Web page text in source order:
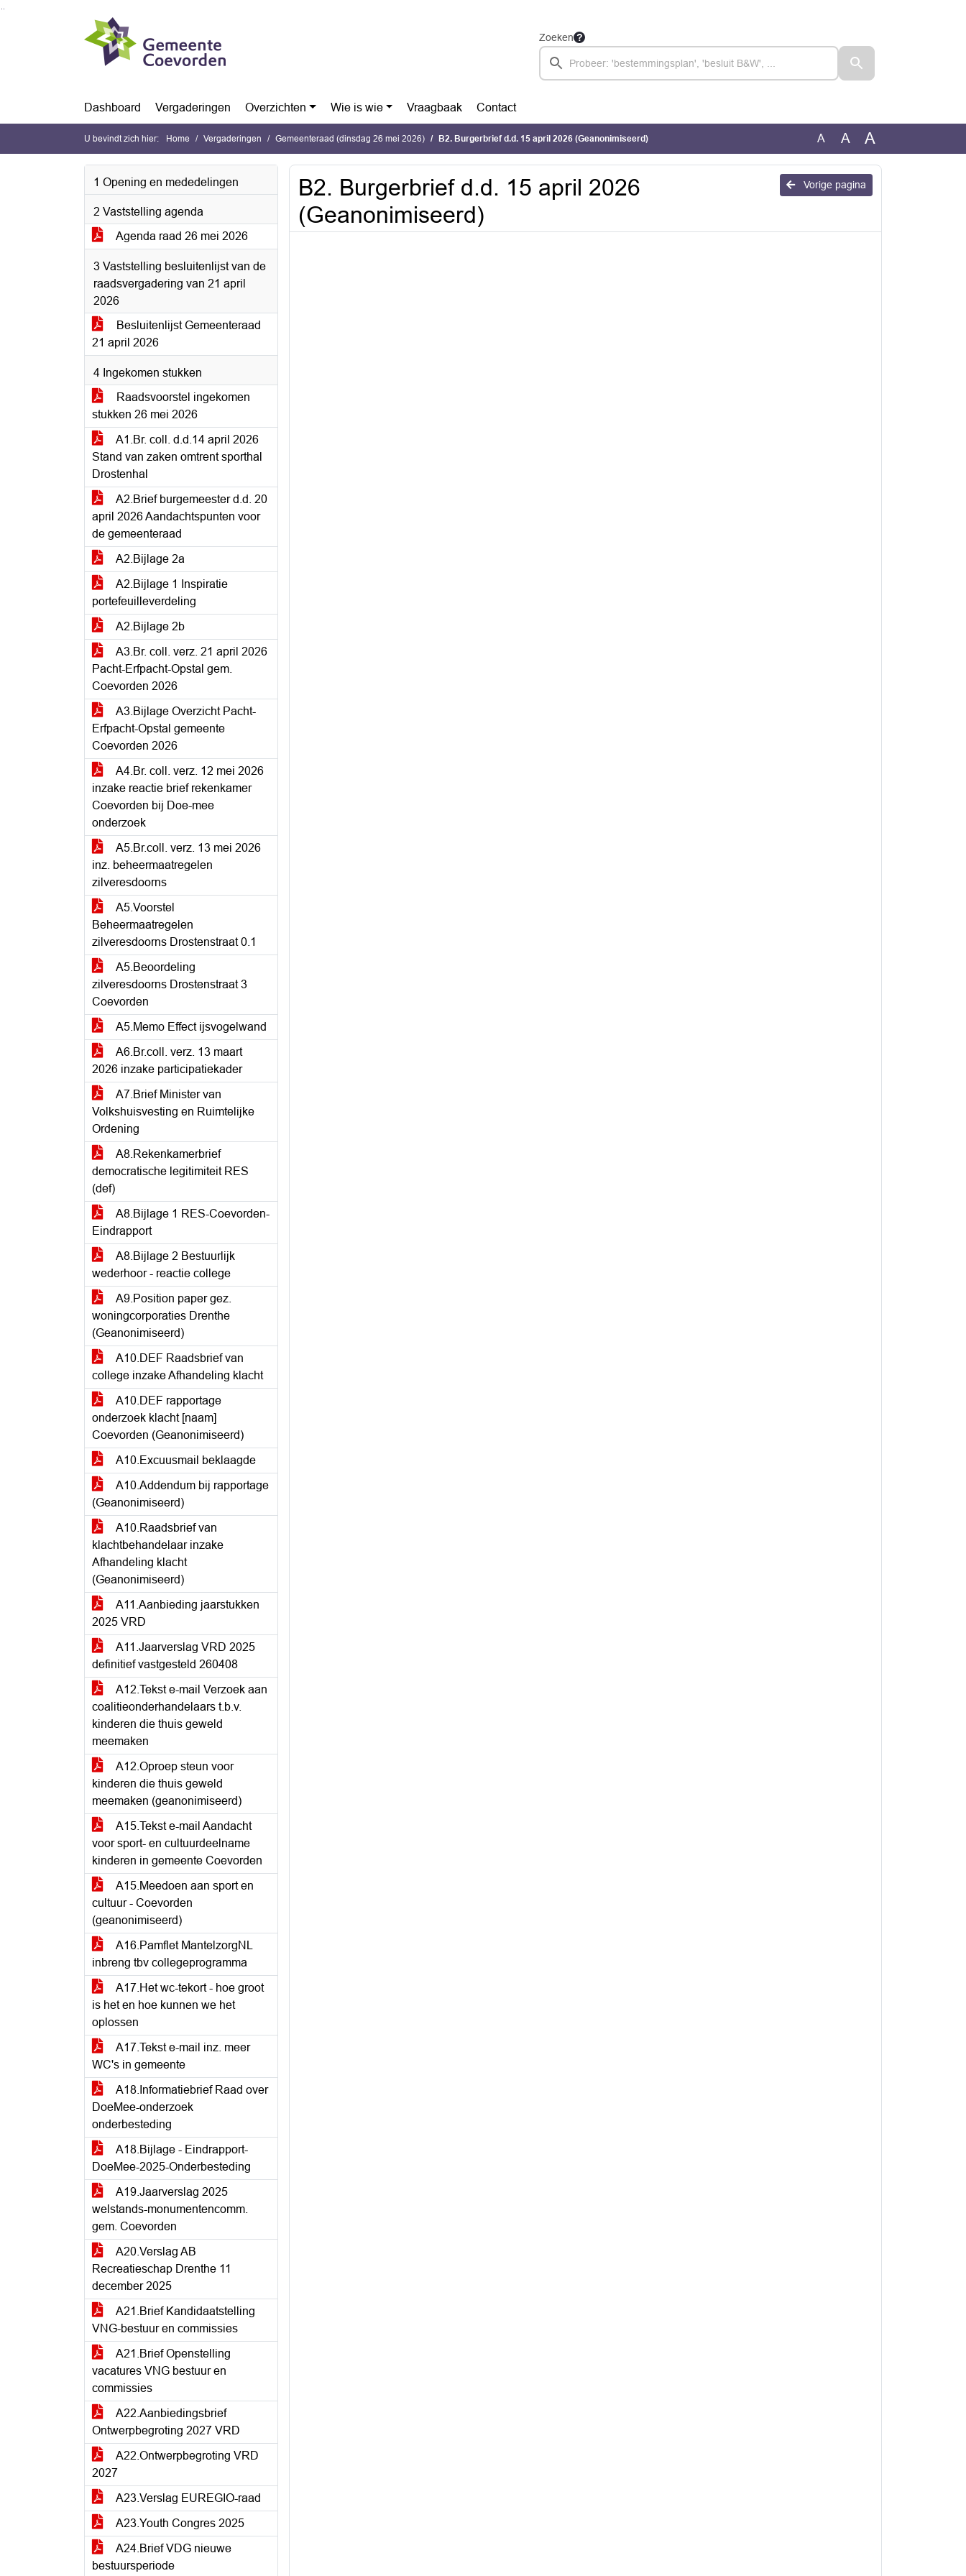
Ga naar de inhoud van deze pagina
Ga naar het zoeken
Ga naar het menu
Zoeken
Dashboard Vergaderingen Overzichten Wie is wie Vraagbaak Contact
U bevindt zich hier: Home Vergaderingen Gemeenteraad (dinsdag 26 mei 2026) B2. Burgerbrief d.d. 15 april 2026 (Geanonimiseerd) A A A
1 Opening en mededelingen
2 Vaststelling agenda
Agenda raad 26 mei 2026
3 Vaststelling besluitenlijst van de
raadsvergadering van 21 april
2026
Besluitenlijst Gemeenteraad
21 april 2026
4 Ingekomen stukken
Raadsvoorstel ingekomen
stukken 26 mei 2026
A1.Br. coll. d.d.14 april 2026
Stand van zaken omtrent sporthal
Drostenhal
A2.Brief burgemeester d.d. 20
april 2026 Aandachtspunten voor
de gemeenteraad
A2.Bijlage 2a
A2.Bijlage 1 Inspiratie
portefeuilleverdeling
A2.Bijlage 2b
A3.Br. coll. verz. 21 april 2026
Pacht-Erfpacht-Opstal gem.
Coevorden 2026
A3.Bijlage Overzicht Pacht-
Erfpacht-Opstal gemeente
Coevorden 2026
A4.Br. coll. verz. 12 mei 2026
inzake reactie brief rekenkamer
Coevorden bij Doe-mee
onderzoek
A5.Br.coll. verz. 13 mei 2026
inz. beheermaatregelen
zilveresdoorns
A5.Voorstel
Beheermaatregelen
zilveresdoorns Drostenstraat 0.1
A5.Beoordeling
zilveresdoorns Drostenstraat 3
Coevorden
A5.Memo Effect ijsvogelwand
A6.Br.coll. verz. 13 maart
2026 inzake participatiekader
A7.Brief Minister van
Volkshuisvesting en Ruimtelijke
Ordening
A8.Rekenkamerbrief
democratische legitimiteit RES
(def)
A8.Bijlage 1 RES-Coevorden-
Eindrapport
A8.Bijlage 2 Bestuurlijk
wederhoor - reactie college
A9.Position paper gez.
woningcorporaties Drenthe
(Geanonimiseerd)
A10.DEF Raadsbrief van
college inzake Afhandeling klacht
A10.DEF rapportage
onderzoek klacht [naam]
Coevorden (Geanonimiseerd)
A10.Excuusmail beklaagde
A10.Addendum bij rapportage
(Geanonimiseerd)
A10.Raadsbrief van
klachtbehandelaar inzake
Afhandeling klacht
(Geanonimiseerd)
A11.Aanbieding jaarstukken
2025 VRD
A11.Jaarverslag VRD 2025
definitief vastgesteld 260408
A12.Tekst e-mail Verzoek aan
coalitieonderhandelaars t.b.v.
kinderen die thuis geweld
meemaken
A12.Oproep steun voor
kinderen die thuis geweld
meemaken (geanonimiseerd)
A15.Tekst e-mail Aandacht
voor sport- en cultuurdeelname
kinderen in gemeente Coevorden
A15.Meedoen aan sport en
cultuur - Coevorden
(geanonimiseerd)
A16.Pamflet MantelzorgNL
inbreng tbv collegeprogramma
A17.Het wc-tekort - hoe groot
is het en hoe kunnen we het
oplossen
A17.Tekst e-mail inz. meer
WC's in gemeente
A18.Informatiebrief Raad over
DoeMee-onderzoek
onderbesteding
A18.Bijlage - Eindrapport-
DoeMee-2025-Onderbesteding
A19.Jaarverslag 2025
welstands-monumentencomm.
gem. Coevorden
A20.Verslag AB
Recreatieschap Drenthe 11
december 2025
A21.Brief Kandidaatstelling
VNG-bestuur en commissies
A21.Brief Openstelling
vacatures VNG bestuur en
commissies
A22.Aanbiedingsbrief
Ontwerpbegroting 2027 VRD
A22.Ontwerpbegroting VRD
2027
A23.Verslag EUREGIO-raad
A23.Youth Congres 2025
A24.Brief VDG nieuwe
bestuursperiode
Vorige pagina
B2. Burgerbrief d.d. 15 april 2026
(Geanonimiseerd)